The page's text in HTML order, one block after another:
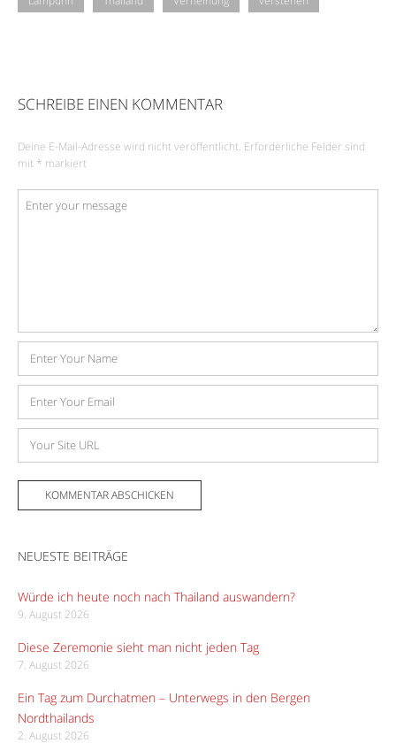
SCHREIBE EINEN KOMMENTAR
Deine E-Mail-Adresse wird nicht veröffentlicht. Erforderliche Felder sind
mit * markiert
Kommentar
Name
Mail-
Website
NEUESTE BEITRÄGE
Würde ich heute noch nach Thailand auswandern?
9. August 2026
Diese Zeremonie sieht man nicht jeden Tag
7. August 2026
Ein Tag zum Durchatmen – Unterwegs in den Bergen
Nordthailands
2. August 2026